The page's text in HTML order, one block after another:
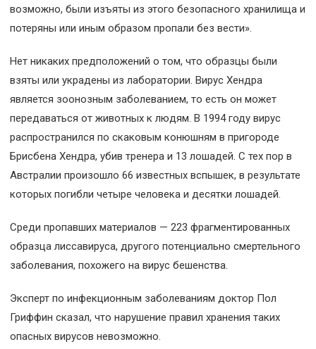
возможно, были изъяты из этого безопасного хранилища и
потеряны или иным образом пропали без вести».
Нет никаких предположений о том, что образцы были
взяты или украдены из лаборатории. Вирус Хендра
является зоонозным заболеванием, то есть он может
передаваться от животных к людям. В 1994 году вирус
распространился по скаковым конюшням в пригороде
Брисбена Хендра, убив тренера и 13 лошадей. С тех пор в
Австралии произошло 66 известных вспышек, в результате
которых погибли четыре человека и десятки лошадей.
Среди пропавших материалов — 223 фрагментированных
образца лиссавируса, другого потенциально смертельного
заболевания, похожего на вирус бешенства.
Эксперт по инфекционным заболеваниям доктор Пол
Гриффин сказал, что нарушение правил хранения таких
опасных вирусов невозможно.